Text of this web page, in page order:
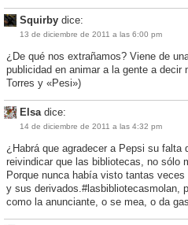
Squirby dice:
13 de diciembre de 2011 a las 6:00 pm
¿De qué nos extrañamos? Viene de
publicidad en animar a la gente a decir
Torres y «Pesi»)
Elsa dice:
14 de diciembre de 2011 a las 4:32 pm
¿Habrá que agradecer a Pepsi su falta
reivindicar que las bibliotecas, no sólo
Porque nunca había visto tantas
y sus derivados.#lasbibliotecasmolan,
como la anunciante, o se mea, o da